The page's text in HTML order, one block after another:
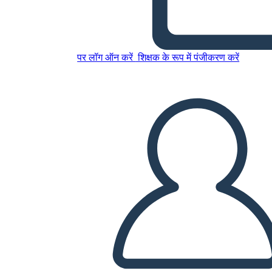
पर लॉग ऑन करें शिक्षक के रूप में पंजीकरण करें
इस स्टोरीबोर्ड को कॉपी करें
स्टोरीबोर्ड बनाएं
मुझे पढ़कर सुनाओ